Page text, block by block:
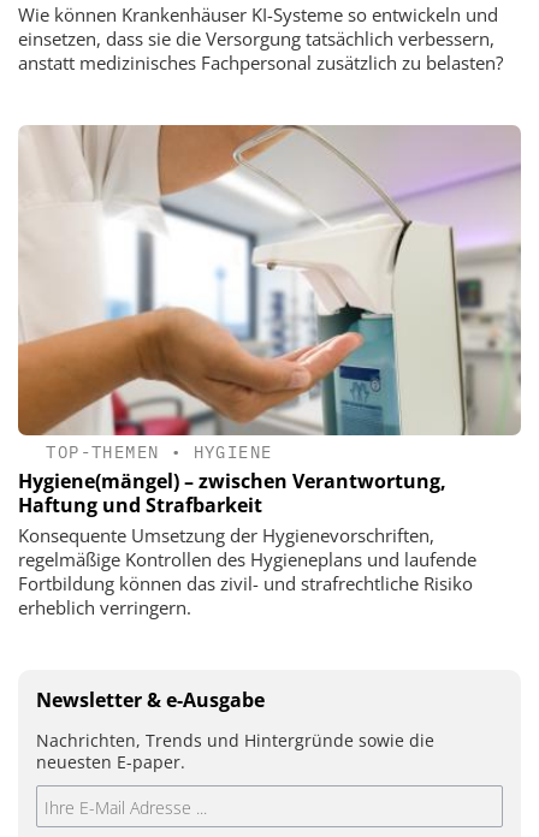
Wie können Krankenhäuser KI-Systeme so entwickeln und
einsetzen, dass sie die Versorgung tatsächlich verbessern,
anstatt medizinisches Fachpersonal zusätzlich zu belasten?
TOP-THEMEN • HYGIENE
Hygiene(mängel) – zwischen Verantwortung,
Haftung und Strafbarkeit
Konsequente Umsetzung der Hygienevorschriften,
regelmäßige Kontrollen des Hygieneplans und laufende
Fortbildung können das zivil- und strafrechtliche Risiko
erheblich verringern.
Newsletter & e-Ausgabe
Nachrichten, Trends und Hintergründe sowie die
neuesten E-paper.